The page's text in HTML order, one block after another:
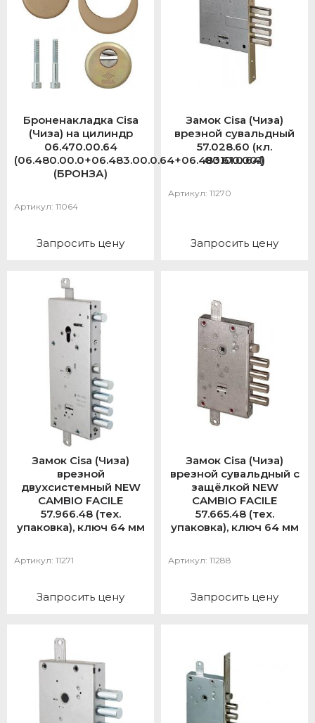
Броненакладка Cisa
(Чиза) на цилиндр
06.470.00.64
(06.480.00.0+06.483.00.0.64+06.483.61.0.64)
(БРОНЗА)
Артикул: 11064
Запросить цену
Замок Cisa (Чиза)
врезной сувальдный
57.028.60 (кл.
00100.001)
Артикул: 11270
Запросить цену
Замок Cisa (Чиза)
врезной
двухсистемный NEW
CAMBIO FACILE
57.966.48 (тех.
упаковка), ключ 64 мм
Артикул: 11271
Запросить цену
Замок Cisa (Чиза)
врезной сувальдный с
защёлкой NEW
CAMBIO FACILE
57.665.48 (тех.
упаковка), ключ 64 мм
Артикул: 11288
Запросить цену